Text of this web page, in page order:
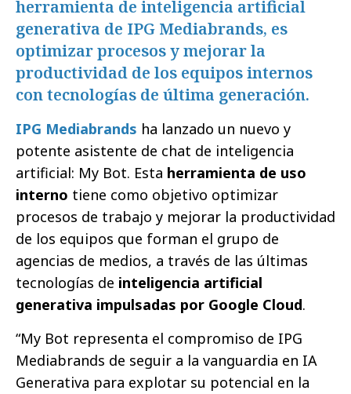
herramienta de inteligencia artificial
generativa de IPG Mediabrands, es
optimizar procesos y mejorar la
productividad de los equipos internos
con tecnologías de última generación.
IPG Mediabrands ha lanzado un nuevo y
potente asistente de chat de inteligencia
artificial: My Bot. Esta herramienta de uso
interno tiene como objetivo optimizar
procesos de trabajo y mejorar la productividad
de los equipos que forman el grupo de
agencias de medios, a través de las últimas
tecnologías de inteligencia artificial
generativa impulsadas por Google Cloud.
“My Bot representa el compromiso de IPG
Mediabrands de seguir a la vanguardia en IA
Generativa para explotar su potencial en la